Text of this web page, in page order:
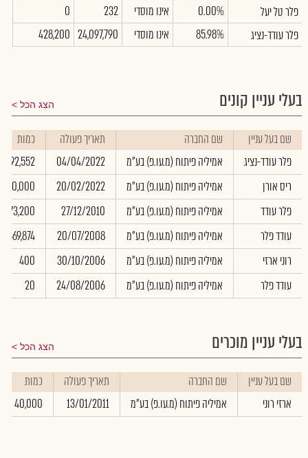
פלר טל יעל
0.00% אינו מוסדי 232
0
פלר עודד-נציג
85.98% אינו מוסדי 24,097,790
428,200
בעלי עניין קונים הצג הכל
שם בעל עניין שם החברה תאריך פעולה
כמות
פלר עודד-נציג
אמיליה פיתוח (מ.עו.פ) בע"מ 04/04/2022
792,552
ריס אורן
אמיליה פיתוח (מ.עו.פ) בע"מ 20/02/2022
פלר עודד
אמיליה פיתוח (מ.עו.פ) בע"מ 27/12/2010
173,200
עודד פלר
אמיליה פיתוח (מ.עו.פ) בע"מ 20/07/2008
369,874
רוני ארזי
אמיליה פיתוח (מ.עו.פ) בע"מ 30/10/2006
400
עודד פלר
אמיליה פיתוח (מ.עו.פ) בע"מ 24/08/2006
20
בעלי עניין מוכרים הצג הכל
שם בעל עניין שם החברה תאריך פעולה
כמות
ארזי רוני
אמיליה פיתוח (מ.עו.פ) בע"מ 13/01/2011
40,000